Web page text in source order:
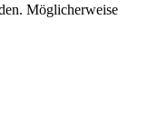
Möglicherweise